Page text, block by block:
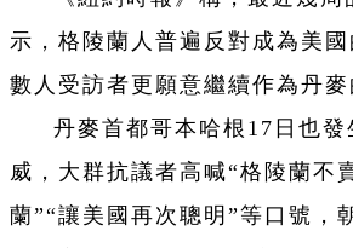
示，格陵蘭人普遍反對成為美
數人受訪者更願意繼續作為丹麥
丹麥首都哥本哈根17日也
威，大群抗議者高喊“格陵蘭不
蘭”“讓美國再次聰明”等口號，